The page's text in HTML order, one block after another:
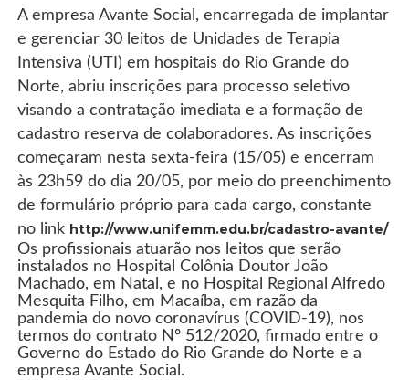
A empresa Avante Social, encarregada de implantar
e gerenciar 30 leitos de Unidades de Terapia
Intensiva (UTI) em hospitais do Rio Grande do
Norte, abriu inscrições para processo seletivo
visando a contratação imediata e a formação de
cadastro reserva de colaboradores. As inscrições
começaram nesta sexta-feira (15/05) e encerram
às 23h59 do dia 20/05, por meio do preenchimento
de formulário próprio para cada cargo, constante
no link http://www.unifemm.edu.br/cadastro-avante/
Os profissionais atuarão nos leitos que serão
instalados no Hospital Colônia Doutor João
Machado, em Natal, e no Hospital Regional Alfredo
Mesquita Filho, em Macaíba, em razão da
pandemia do novo coronavírus (COVID-19), nos
termos do contrato Nº 512/2020, firmado entre o
Governo do Estado do Rio Grande do Norte e a
empresa Avante Social.